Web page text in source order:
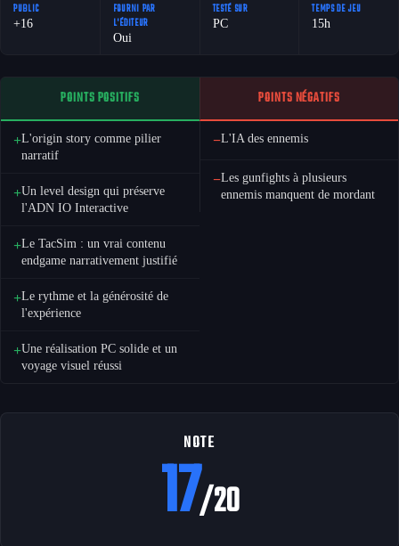
PUBLIC
+16
FOURNI PAR
L'ÉDITEUR
Oui
TESTÉ SUR
PC
TEMPS DE JEU
15h
POINTS POSITIFS
+L'origin story comme pilier
narratif
+Un level design qui préserve
l'ADN IO Interactive
+Le TacSim : un vrai contenu
endgame narrativement justifié
+Le rythme et la générosité de
l'expérience
+Une réalisation PC solide et un
voyage visuel réussi
POINTS NÉGATIFS
−L'IA des ennemis
−Les gunfights à plusieurs
ennemis manquent de mordant
NOTE
17/20